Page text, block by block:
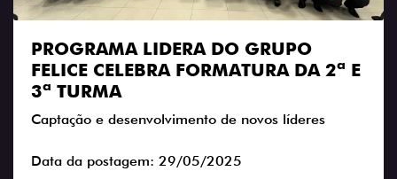
PROGRAMA LIDERA DO GRUPO
FELICE CELEBRA FORMATURA DA 2ª E
3ª TURMA
Captação e desenvolvimento de novos líderes
Data da postagem: 29/05/2025